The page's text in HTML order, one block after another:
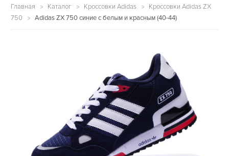
Главная Каталог Кроссовки Adidas
Кроссовки Adidas ZX
750
Adidas ZX 750 синие с белым и красным (40-44)